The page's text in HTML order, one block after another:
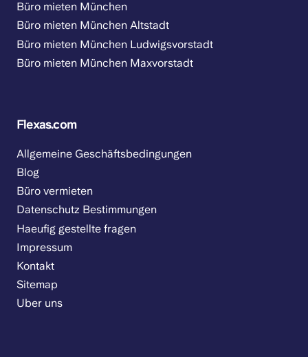
Büro mieten München
Büro mieten München Altstadt
Büro mieten München Ludwigsvorstadt
Büro mieten München Maxvorstadt
Flexas.com
Allgemeine Geschäftsbedingungen
Blog
Büro vermieten
Datenschutz Bestimmungen
Haeufig gestellte fragen
Impressum
Kontakt
Sitemap
Uber uns